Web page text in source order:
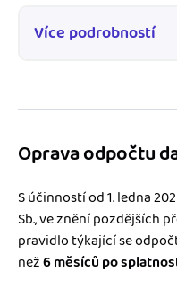
Více podrobností
Oprava odpočtu
S účinností od 1. ledna
Sb., ve znění pozdějších
pravidlo týkající se
než6 měsíců po